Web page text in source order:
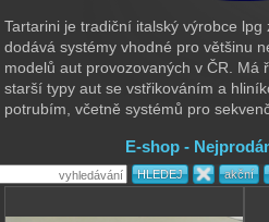
Tartarini je tradiční italský výrobce
dodává systémy vhodné pro většinu
modelů aut provozovaných v ČR. Má
starší typy aut se vstřikováním a
potrubím, včetně systémů pro
E-shop -